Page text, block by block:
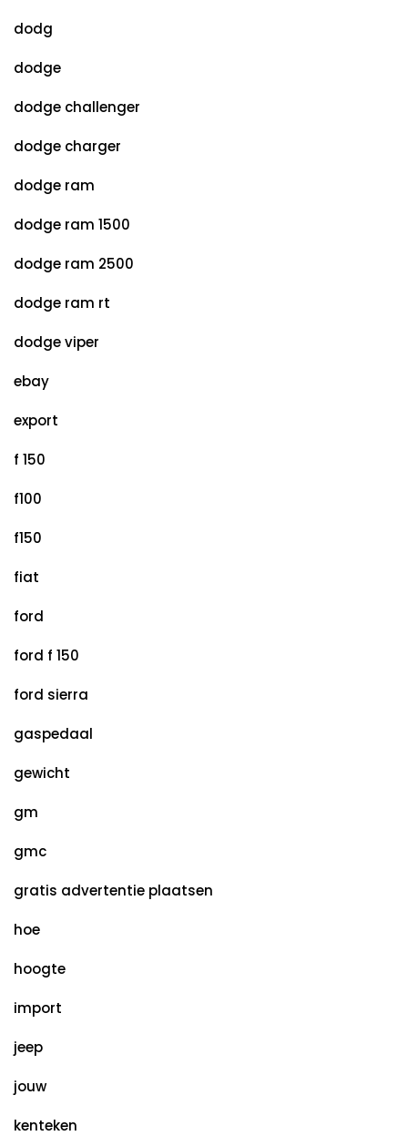
dodg
dodge
dodge challenger
dodge charger
dodge ram
dodge ram 1500
dodge ram 2500
dodge ram rt
dodge viper
ebay
export
f 150
f100
f150
fiat
ford
ford f 150
ford sierra
gaspedaal
gewicht
gm
gmc
gratis advertentie plaatsen
hoe
hoogte
import
jeep
jouw
kenteken